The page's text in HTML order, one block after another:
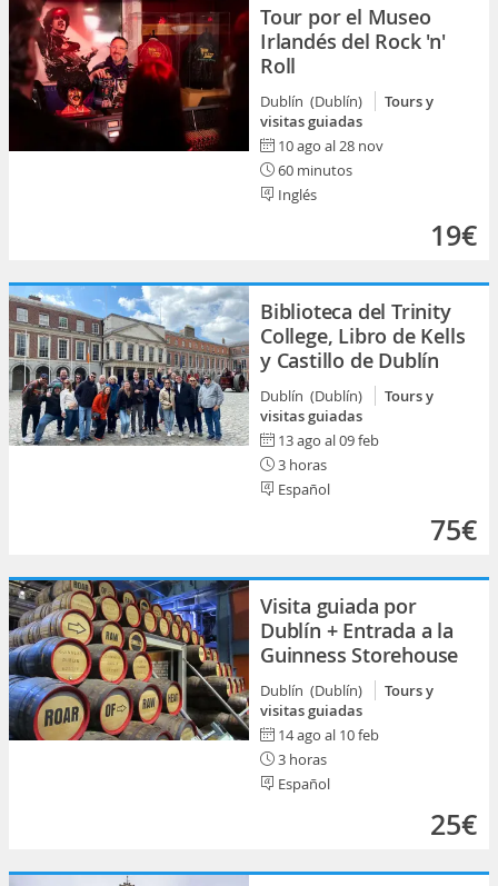
Tour por el Museo
Irlandés del Rock 'n'
Roll
Dublín (Dublín)
Tours y
visitas guiadas
10 ago al 28 nov
60 minutos
Inglés
19€
Biblioteca del Trinity
College, Libro de Kells
y Castillo de Dublín
Dublín (Dublín)
Tours y
visitas guiadas
13 ago al 09 feb
3 horas
Español
75€
Visita guiada por
Dublín + Entrada a la
Guinness Storehouse
Dublín (Dublín)
Tours y
visitas guiadas
14 ago al 10 feb
3 horas
Español
25€